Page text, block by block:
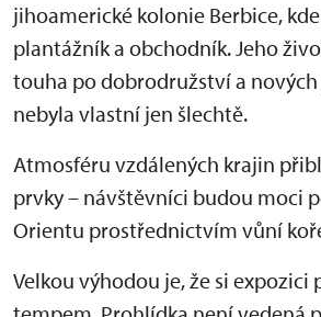
jihoamerické kolonie Berbice,
plantážník a obchodník. Jeho
touha po dobrodružství a
nebyla vlastní jen šlechtě.
Atmosféru vzdálených krajin
prvky – návštěvníci budou moci
Orientu prostřednictvím vůní
Velkou výhodou je, že si